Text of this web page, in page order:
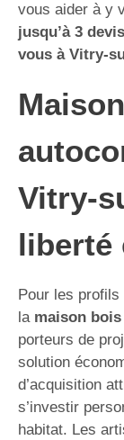
vous aider à y
jusqu’à 3
vous à Vitry-
Vitry-
liberté
Pour les profils
la maison
porteurs de
solution
d’acquisition
s’investir
habitat. Les